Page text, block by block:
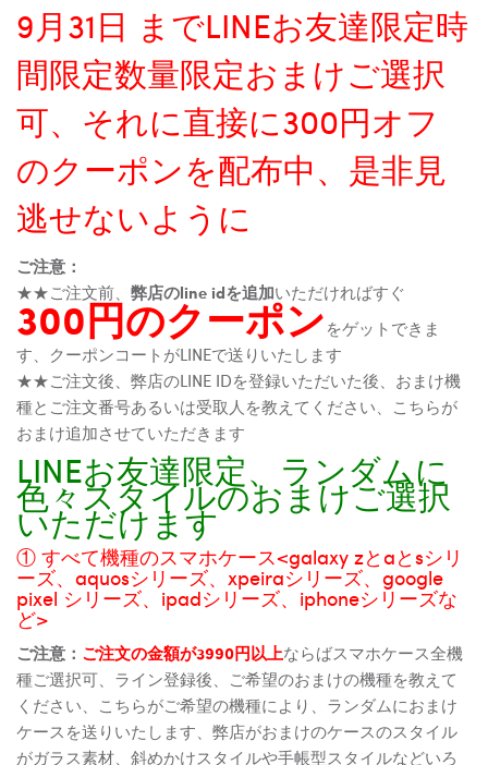
9月31日 までLINEお友達限定時
間限定数量限定おまけご選択
可、それに直接に300円オフ
のクーポンを配布中、是非見
逃せないように
ご注意：
★★ご注文前、 弊店のline idを追加いただければすぐ
300円のクーポンをゲットできま
す、クーポンコートがLINEで送りいたします
★★ご注文後、弊店のLINE IDを登録いただいた後、おまけ機
種とご注文番号あるいは受取人を教えてください、こちらが
おまけ追加させていただきます
LINEお友達限定、ランダムに
色々スタイルのおまけご選択
いただけます
① すべて機種のスマホケース<galaxy zとaとsシリ
ーズ、aquosシリーズ、xpeiraシリーズ、google
pixel シリーズ、ipadシリーズ、iphoneシリーズな
ど>
ご注意： ご注文の金額が3990円以上ならばスマホケース全機
種ご選択可、ライン登録後、ご希望のおまけの機種を教えて
ください、こちらがご希望の機種により、ランダムにおまけ
ケースを送りいたします、弊店がおまけのケースのスタイル
がガラス素材、斜めかけスタイルや手帳型スタイルなどいろ